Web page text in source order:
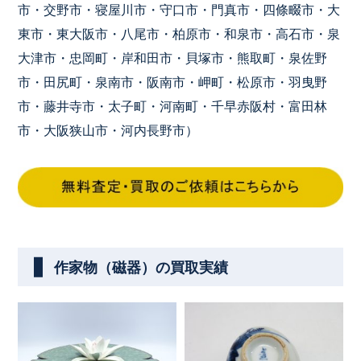
市・交野市・寝屋川市・守口市・門真市・四條畷市・大
東市・東大阪市・八尾市・柏原市・和泉市・高石市・泉
大津市・忠岡町・岸和田市・貝塚市・熊取町・泉佐野
市・田尻町・泉南市・阪南市・岬町・松原市・羽曳野
市・藤井寺市・太子町・河南町・千早赤阪村・富田林
市・大阪狭山市・河内長野市）
作家物（磁器）の買取実績